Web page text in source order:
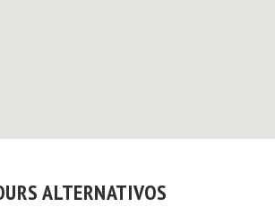
ALTERNATIVOS